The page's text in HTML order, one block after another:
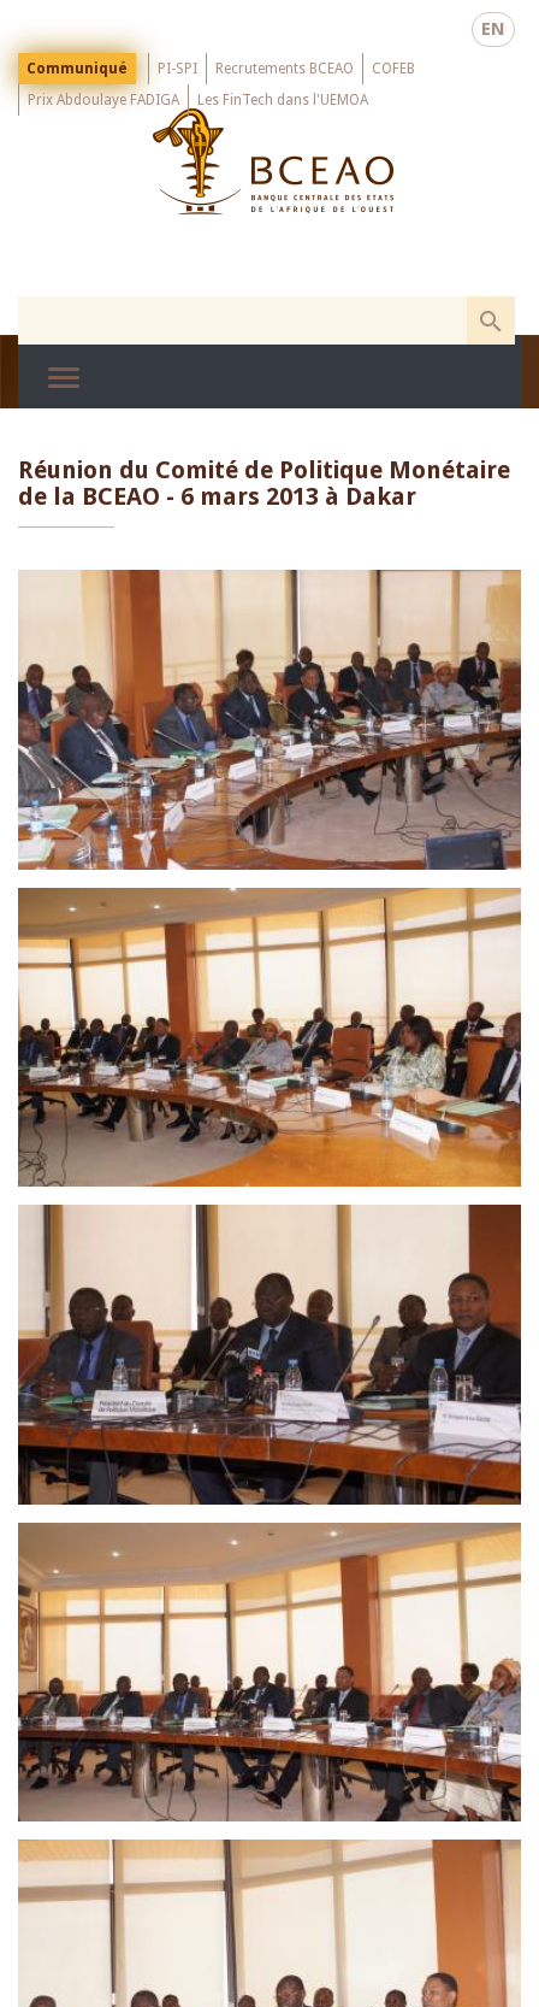
main
EN
Menu
Top
Communiqué PI-SPI Recrutements BCEAO
COFEB
Prix Abdoulaye FADIGA
Les FinTech dans l'UEMOA
Réunion du Comité de Politique Monétaire
de la BCEAO - 6 mars 2013 à Dakar